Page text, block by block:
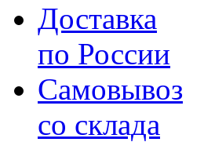
Доставка
по России
Самовывоз
со склада